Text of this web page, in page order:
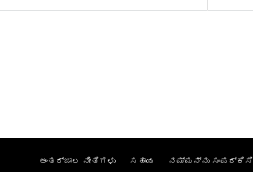
ಅಂತರ್ಜಾಲ ನೀತಿಗಳು ಸಹಾಯ ನಮ್ಮನ್ನು ಸಂಪರ್ಕಿಸಿ